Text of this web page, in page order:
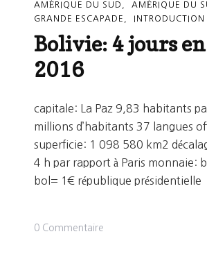
AMÉRIQUE DU SUD AMÉRIQUE DU
GRANDE ESCAPADE
INTRODUCTION
Bolivie: 4 jours
2016
capitale: La Paz 9,83 habitants
millions d’habitants 37 langues
superficie: 1 098 580 km2
4 h par rapport à Paris monnaie:
bol= 1€ république présidentielle
0 Commentaire